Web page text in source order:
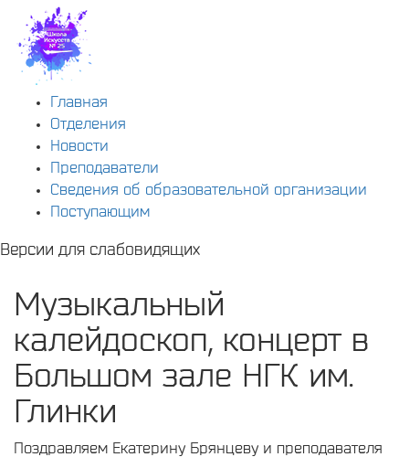
Главная
Отделения
Новости
Преподаватели
Сведения об образовательной организации
Поступающим
Версии для слабовидящих
Музыкальный
калейдоскоп, концерт в
Большом зале НГК им.
Глинки
Поздравляем Екатерину Брянцеву и преподавателя